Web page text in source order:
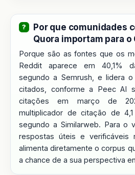
Por que comunidades
Quora importam para o
Porque são as fontes que os
Reddit aparece em 40,1%
segundo a Semrush, e lidera
citados, conforme a Peec AI
citações em março de
multiplicador de citação de
segundo a Similarweb. Para o
respostas úteis e verificáveis
alimenta diretamente o corpus
a chance de a sua perspectiva